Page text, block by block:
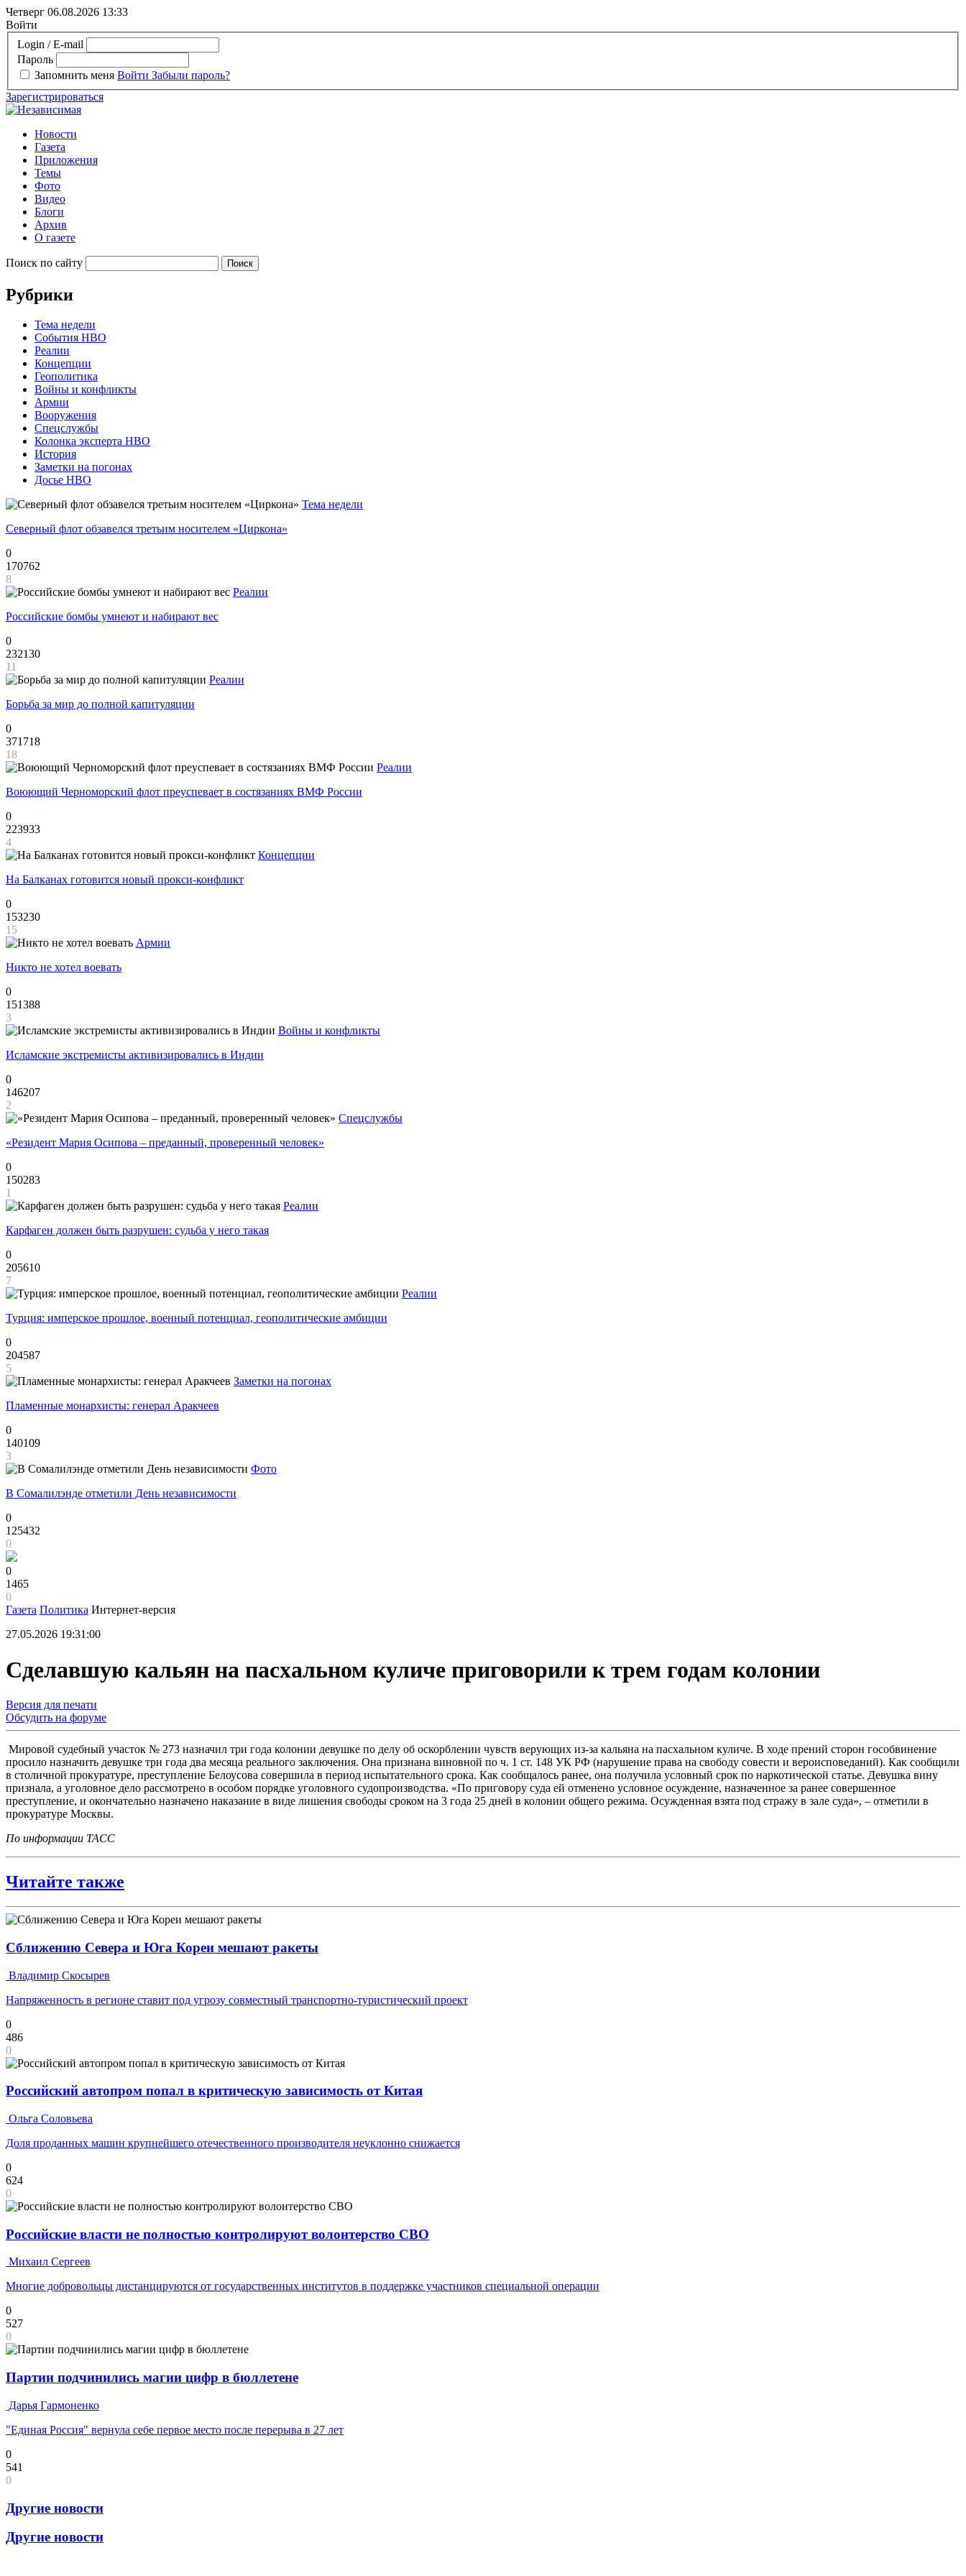
Четверг 06.08.2026 13:33
Войти
Login / E-mail
Пароль
Запомнить меня Войти Забыли пароль?
Зарегистрироваться
Новости
Газета
Приложения
Темы
Фото
Видео
Блоги
Архив
О газете
Поиск по сайту
Рубрики
Тема недели
События НВО
Реалии
Концепции
Геополитика
Войны и конфликты
Армии
Вооружения
Спецслужбы
Колонка эксперта НВО
История
Заметки на погонах
Досье НВО
Тема недели
Северный флот обзавелся третьим носителем «Циркона»
0
170762
8
Реалии
Российские бомбы умнеют и набирают вес
0
232130
11
Реалии
Борьба за мир до полной капитуляции
0
371718
18
Реалии
Воюющий Черноморский флот преуспевает в состязаниях ВМФ России
0
223933
4
Концепции
На Балканах готовится новый прокси-конфликт
0
153230
15
Армии
Никто не хотел воевать
0
151388
3
Войны и конфликты
Исламские экстремисты активизировались в Индии
0
146207
2
Спецслужбы
«Резидент Мария Осипова – преданный, проверенный человек»
0
150283
1
Реалии
Карфаген должен быть разрушен: судьба у него такая
0
205610
7
Реалии
Турция: имперское прошлое, военный потенциал, геополитические амбиции
0
204587
5
Заметки на погонах
Пламенные монархисты: генерал Аракчеев
0
140109
3
Фото
В Сомалилэнде отметили День независимости
0
125432
0
0
1465
0
Газета Политика Интернет-версия
27.05.2026 19:31:00
Сделавшую кальян на пасхальном куличе приговорили к трем годам колонии
Версия для печати
Обсудить на форуме
Мировой судебный участок № 273 назначил три года колонии девушке по делу об оскорблении чувств верующих из-за кальяна на пасхальном куличе. В ходе прений сторон гособвинение
просило назначить девушке три года два месяца реального заключения. Она признана виновной по ч. 1 ст. 148 УК РФ (нарушение права на свободу совести и вероисповеданий). Как сообщили
в столичной прокуратуре, преступление Белоусова совершила в период испытательного срока. Как сообщалось ранее, она получила условный срок по наркотической статье. Девушка вину
признала, а уголовное дело рассмотрено в особом порядке уголовного судопроизводства. «По приговору суда ей отменено условное осуждение, назначенное за ранее совершенное
преступление, и окончательно назначено наказание в виде лишения свободы сроком на 3 года 25 дней в колонии общего режима. Осужденная взята под стражу в зале суда», – отметили в
прокуратуре Москвы.
По информации ТАСС
Читайте также
Сближению Севера и Юга Кореи мешают ракеты
Владимир Скосырев
Напряженность в регионе ставит под угрозу совместный транспортно-туристический проект
0
486
0
Российский автопром попал в критическую зависимость от Китая
Ольга Соловьева
Доля проданных машин крупнейшего отечественного производителя неуклонно снижается
0
624
0
Российские власти не полностью контролируют волонтерство СВО
Михаил Сергеев
Многие добровольцы дистанцируются от государственных институтов в поддержке участников специальной операции
0
527
0
Партии подчинились магии цифр в бюллетене
Дарья Гармоненко
"Единая Россия" вернула себе первое место после перерыва в 27 лет
0
541
0
Другие новости
Другие новости